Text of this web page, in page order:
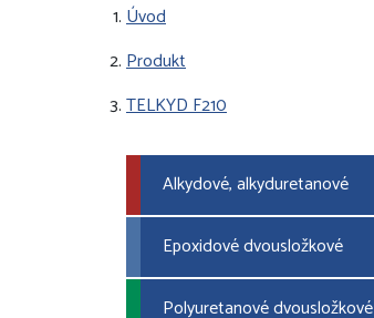
Úvod
Produkt
TELKYD F210
Alkydové, alkyduretanové
Epoxidové dvousložkové
Polyuretanové dvousložkové